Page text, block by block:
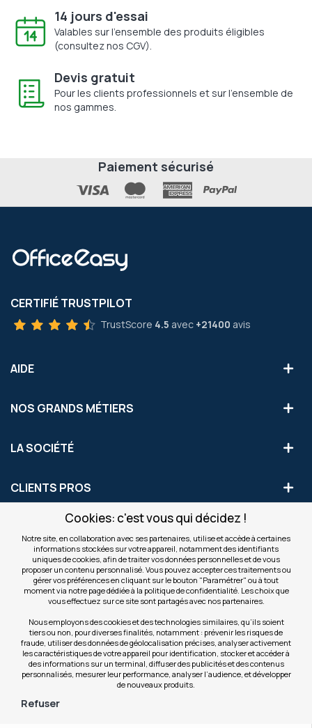
Cookies: c'est vous qui décidez !
Notre site, en collaboration avec ses partenaires, utilise et accède à certaines
informations stockées sur votre appareil, notamment des identifiants
uniques de cookies, afin de traiter vos données personnelles et de vous
proposer un contenu personnalisé. Vous pouvez accepter ces traitements ou
gérer vos préférences en cliquant sur le bouton "Paramétrer" ou à tout
moment via notre page dédiée à la politique de confidentialité. Les choix que
vous effectuez sur ce site sont partagés avec nos partenaires.
Nous employons des cookies et des technologies similaires, qu’ils soient
tiers ou non, pour diverses finalités, notamment : prévenir les risques de
fraude, utiliser des données de géolocalisation précises, analyser activement
les caractéristiques de votre appareil pour identification, stocker et accéder à
des informations sur un terminal, diffuser des publicités et des contenus
personnalisés, mesurer leur performance, analyser l’audience, et développer
de nouveaux produits.
Refuser
14 jours d'essai
Valables sur l'ensemble des produits éligibles
(consultez nos CGV).
Devis gratuit
Pour les clients professionnels et sur l'ensemble de
nos gammes.
Paiement sécurisé
CERTIFIÉ TRUSTPILOT
TrustScore 4.5 avec +21400 avis
AIDE
NOS GRANDS MÉTIERS
LA SOCIÉTÉ
CLIENTS PROS
S'INSCRIRE AUX OFFRES COMMERCIALES
Inscription
notre
newsletter
Valider
NOS SITES